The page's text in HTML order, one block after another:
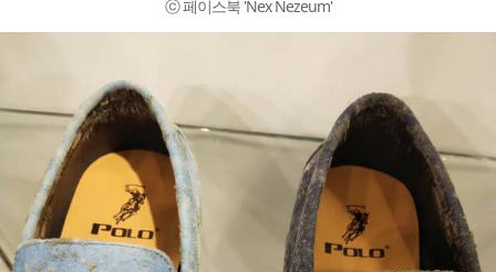
ⓒ 페이스북 'Nex Nezeum'